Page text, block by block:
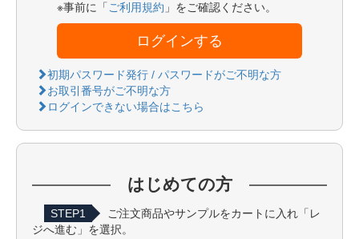
※事前に「 ご利用規約 」をご確認ください。
ログインする
初期パスワード発行 / パスワードがご不明な方
お取引番号がご不明な方
ログインできない場合はこちら
はじめての方
STEP1
ご注文商品やサンプルをカートに入れ「レ
ジへ進む」を選択。